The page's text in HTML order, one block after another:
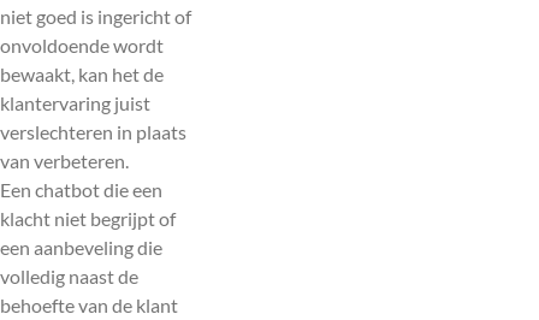
niet goed is ingericht of
onvoldoende wordt
bewaakt, kan het de
klantervaring juist
verslechteren in plaats
van verbeteren.
Een chatbot die een
klacht niet begrijpt of
een aanbeveling die
volledig naast de
behoefte van de klant